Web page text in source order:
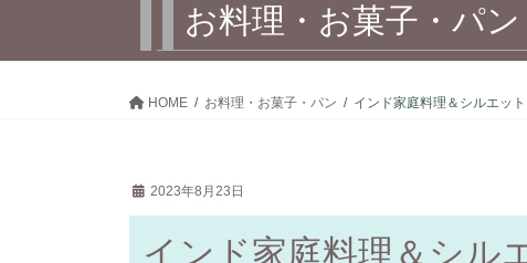
お料理・お菓子・パン
HOME お料理・お菓子・パン インド家庭料理＆シルエッ
2023年8月23日
インド家庭料理＆シル